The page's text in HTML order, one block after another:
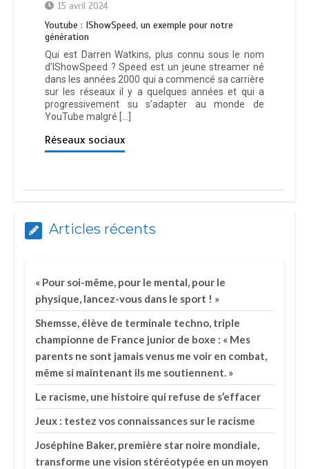
15 avril 2024
Youtube : IShowSpeed, un exemple pour notre
génération
Qui est Darren Watkins, plus connu sous le nom
d’IShowSpeed ? Speed est un jeune streamer né
dans les années 2000 qui a commencé sa carrière
sur les réseaux il y a quelques années et qui a
progressivement su s’adapter au monde de
YouTube malgré […]
Réseaux sociaux
Articles récents
« Pour soi-même, pour le mental, pour le
physique, lancez-vous dans le sport ! »
Shemsse, élève de terminale techno, triple
championne de France junior de boxe : « Mes
parents ne sont jamais venus me voir en combat,
même si maintenant ils me soutiennent. »
Le racisme, une histoire qui refuse de s’effacer
Jeux : testez vos connaissances sur le racisme
Joséphine Baker, première star noire mondiale,
transforme une vision stéréotypée en un moyen